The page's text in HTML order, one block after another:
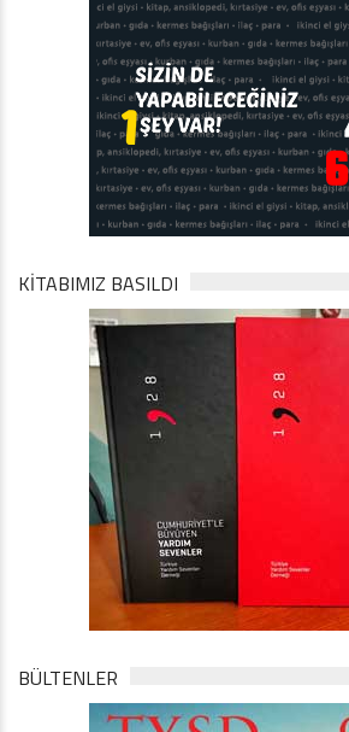
KİTABIMIZ BASILDI
BÜLTENLER